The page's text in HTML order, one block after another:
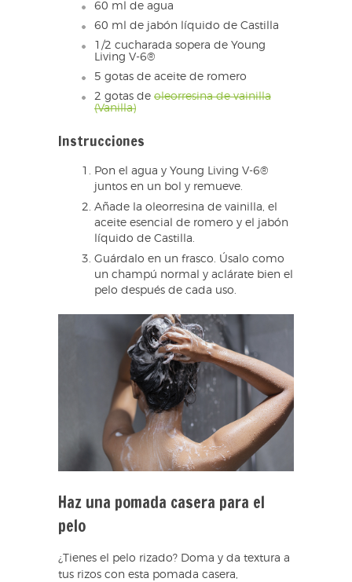
60 ml de agua
60 ml de jabón líquido de Castilla
1/2 cucharada sopera de Young
Living V-6®
5 gotas de aceite de romero
2 gotas de oleorresina de vainilla
(Vanilla)
Instrucciones
Pon el agua y Young Living V-6®
juntos en un bol y remueve.
Añade la oleorresina de vainilla, el
aceite esencial de romero y el jabón
líquido de Castilla.
Guárdalo en un frasco. Úsalo como
un champú normal y aclárate bien el
pelo después de cada uso.
Haz una pomada casera para el
pelo
¿Tienes el pelo rizado? Doma y da textura a
tus rizos con esta pomada casera,